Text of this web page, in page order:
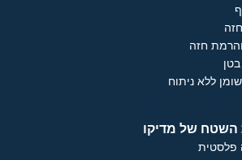
חזה
ללא ניתוח
השטח של מדיקו
פלסטית